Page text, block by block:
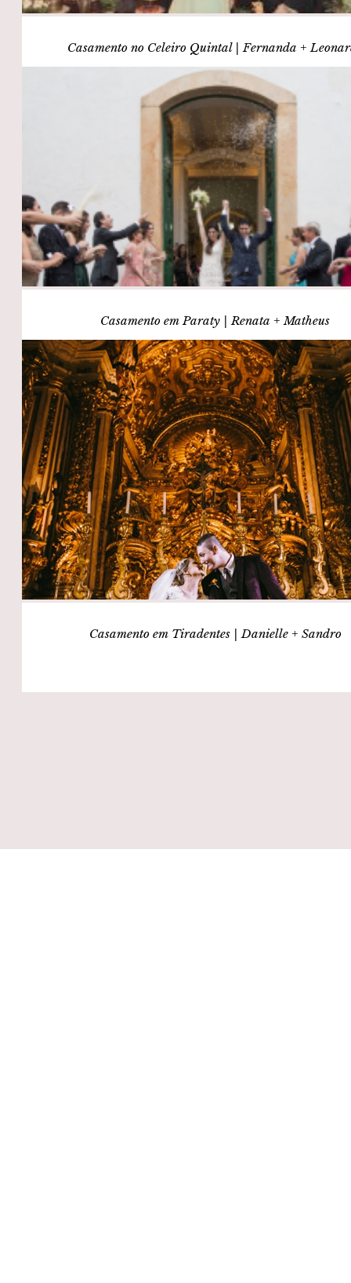
Casamento no Celeiro Quintal | Fernanda +
Casamento em Paraty | Renata + Matheus
Casamento em Tiradentes | Danielle + Sandro